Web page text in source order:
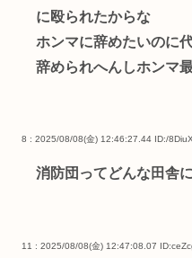
に殴られたからな
ホンマに辞めたいのに
辞められへんしホンマ
8 : 2025/08/08(金) 12:46:27.44 ID:/
消防団ってどんな田舎
11 : 2025/08/08(金) 12:47:08.07